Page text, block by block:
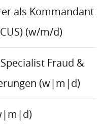
als Kommandant
(w/m/d)
Fraud &
(w|m|d)